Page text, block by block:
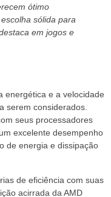
ótimo
sólida para
em jogos e
energética e a velocidade
serem considerados.
seus processadores
excelente desempenho
de energia e dissipação
de eficiência com suas
acirrada da AMD